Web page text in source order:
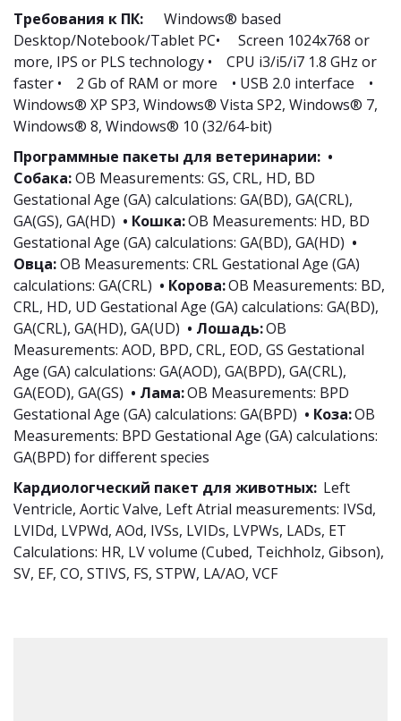
Требования к ПК: Windows® based
Desktop/Notebook/Tablet PC•     Screen 1024x768 or
more, IPS or PLS technology •    CPU i3/i5/i7 1.8 GHz or
faster •    2 Gb of RAM or more    • USB 2.0 interface    •
Windows® XP SP3, Windows® Vista SP2, Windows® 7,
Windows® 8, Windows® 10 (32/64-bit)
Программные пакеты для ветеринарии:  •
Собака: OB Measurements: GS, CRL, HD, BD
Gestational Age (GA) calculations: GA(BD), GA(CRL),
GA(GS), GA(HD) • Кошка: OB Measurements: HD, BD
Gestational Age (GA) calculations: GA(BD), GA(HD) •
Овца: OB Measurements: CRL Gestational Age (GA)
calculations: GA(CRL) • Корова: OB Measurements: BD,
CRL, HD, UD Gestational Age (GA) calculations: GA(BD),
GA(CRL), GA(HD), GA(UD) • Лошадь: OB
Measurements: AOD, BPD, CRL, EOD, GS Gestational
Age (GA) calculations: GA(AOD), GA(BPD), GA(CRL),
GA(EOD), GA(GS) • Лама: OB Measurements: BPD
Gestational Age (GA) calculations: GA(BPD) • Коза: OB
Measurements: BPD Gestational Age (GA) calculations:
GA(BPD) for different species
Кардиологческий пакет для животных: Left
Ventricle, Aortic Valve, Left Atrial measurements: IVSd,
LVIDd, LVPWd, AOd, IVSs, LVIDs, LVPWs, LADs, ET
Calculations: HR, LV volume (Cubed, Teichholz, Gibson),
SV, EF, CO, STIVS, FS, STPW, LA/AO, VCF